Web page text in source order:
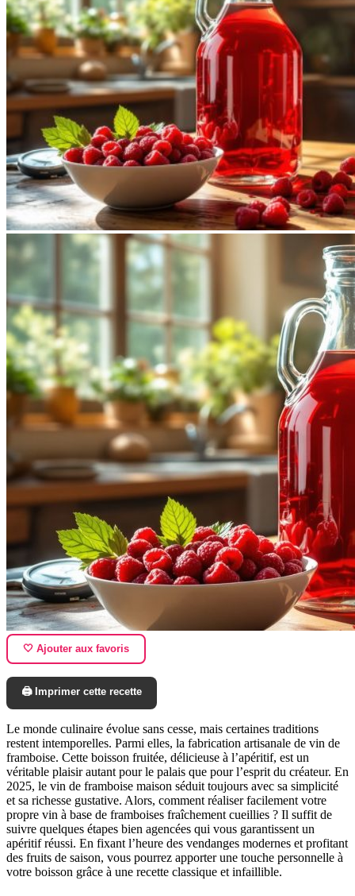
🤍 Ajouter aux favoris
🖨️ Imprimer cette recette
Le monde culinaire évolue sans cesse, mais certaines traditions
restent intemporelles. Parmi elles, la fabrication artisanale de vin de
framboise. Cette boisson fruitée, délicieuse à l’apéritif, est un
véritable plaisir autant pour le palais que pour l’esprit du créateur. En
2025, le vin de framboise maison séduit toujours avec sa simplicité
et sa richesse gustative. Alors, comment réaliser facilement votre
propre vin à base de framboises fraîchement cueillies ? Il suffit de
suivre quelques étapes bien agencées qui vous garantissent un
apéritif réussi. En fixant l’heure des vendanges modernes et profitant
des fruits de saison, vous pourrez apporter une touche personnelle à
votre boisson grâce à une recette classique et infaillible.